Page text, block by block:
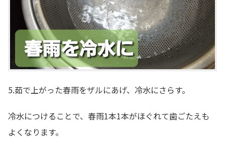
5.茹で上がった春雨をザルにあげ、冷水にさらす。
冷水につけることで、春雨1本1本がほぐれて歯ごたえも
よくなります。